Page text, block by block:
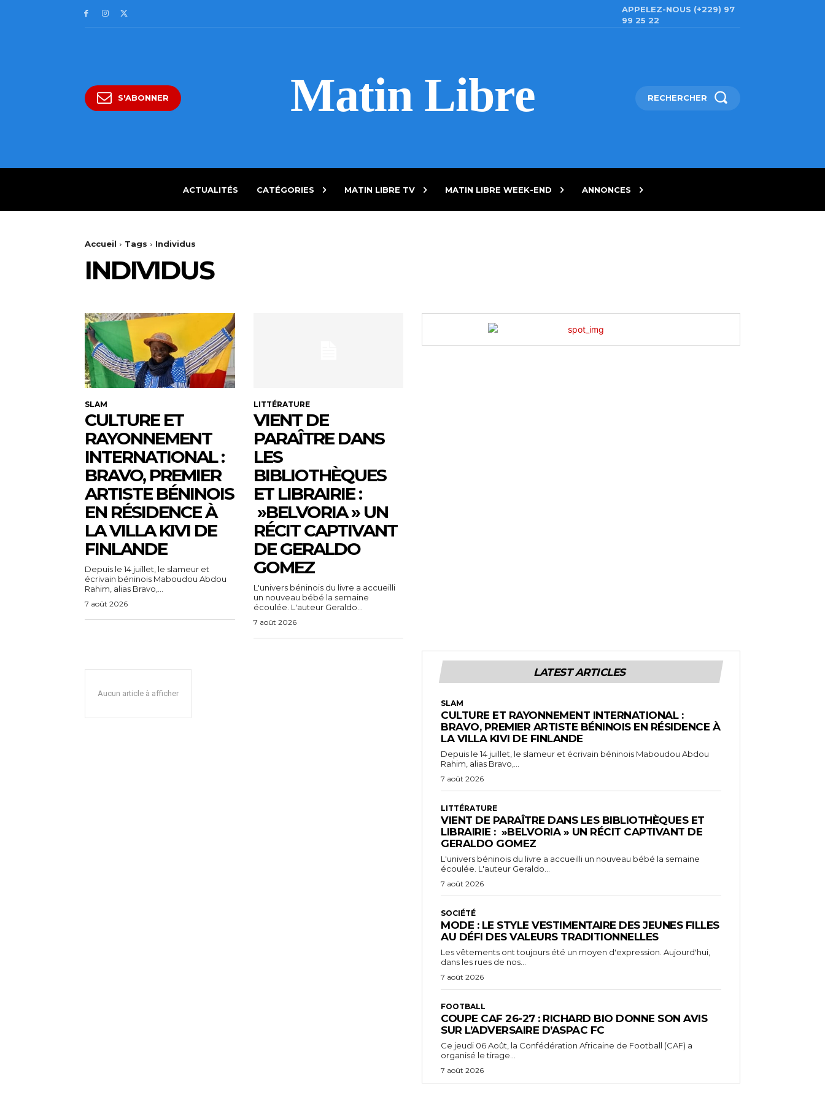
APPELEZ-NOUS (+229) 97
99 25 22
S'ABONNER Matin Libre RECHERCHER
ACTUALITÉS CATÉGORIES MATIN LIBRE TV MATIN LIBRE WEEK-END ANNONCES
Accueil Tags Individus
INDIVIDUS
SLAM
CULTURE ET
RAYONNEMENT
INTERNATIONAL :
BRAVO, PREMIER
ARTISTE BÉNINOIS
EN RÉSIDENCE À
LA VILLA KIVI DE
FINLANDE
Depuis le 14 juillet, le slameur et
écrivain béninois Maboudou Abdou
Rahim, alias Bravo,...
7 août 2026
LITTÉRATURE
VIENT DE
PARAÎTRE DANS
LES
BIBLIOTHÈQUES
ET LIBRAIRIE :
»BELVORIA » UN
RÉCIT CAPTIVANT
DE GERALDO
GOMEZ
L'univers béninois du livre a accueilli
un nouveau bébé la semaine
écoulée. L'auteur Geraldo...
7 août 2026
Aucun article à afficher
LATEST ARTICLES
SLAM
CULTURE ET RAYONNEMENT INTERNATIONAL :
BRAVO, PREMIER ARTISTE BÉNINOIS EN RÉSIDENCE À
LA VILLA KIVI DE FINLANDE
Depuis le 14 juillet, le slameur et écrivain béninois Maboudou Abdou
Rahim, alias Bravo,...
7 août 2026
LITTÉRATURE
VIENT DE PARAÎTRE DANS LES BIBLIOTHÈQUES ET
LIBRAIRIE : »BELVORIA » UN RÉCIT CAPTIVANT DE
GERALDO GOMEZ
L'univers béninois du livre a accueilli un nouveau bébé la semaine
écoulée. L'auteur Geraldo...
7 août 2026
SOCIÉTÉ
MODE : LE STYLE VESTIMENTAIRE DES JEUNES FILLES
AU DÉFI DES VALEURS TRADITIONNELLES
Les vêtements ont toujours été un moyen d'expression. Aujourd'hui,
dans les rues de nos...
7 août 2026
FOOTBALL
COUPE CAF 26-27 : RICHARD BIO DONNE SON AVIS
SUR L’ADVERSAIRE D’ASPAC FC
‎Ce jeudi 06 Août, la Confédération Africaine de Football (CAF) a
organisé le tirage...
7 août 2026